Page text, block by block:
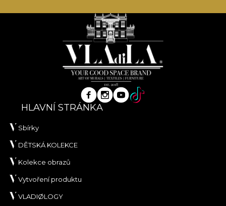
HLAVNÍ STRÁNKA
Sbírky
DĚTSKÁ KOLEKCE
Kolekce obrazů
Vytvoření produktu
VLADIØLOGY